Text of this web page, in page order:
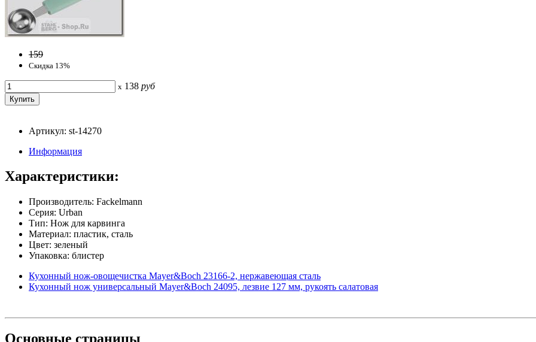
159
Скидка 13%
x 138 руб
Артикул: st-14270
Информация
Характеристики:
Производитель: Fackelmann
Серия: Urban
Тип: Нож для карвинга
Материал: пластик, сталь
Цвет: зеленый
Упаковка: блистер
Кухонный нож-овощечистка Mayer&Boch 23166-2, нержавеющая сталь
Кухонный нож универсальный Mayer&Boch 24095, лезвие 127 мм, рукоять салатовая
Основные страницы